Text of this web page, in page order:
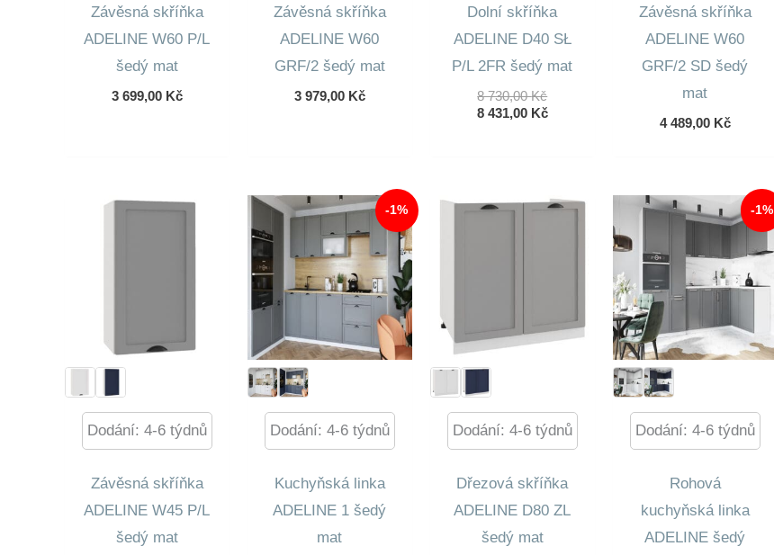
Závěsná skříňka
ADELINE W60 P/L
šedý mat
3 699,00 Kč
Závěsná skříňka
ADELINE W60
GRF/2 šedý mat
3 979,00 Kč
Dolní skříňka
ADELINE D40 SŁ
P/L 2FR šedý mat
8 730,00KčPůvodní
Cena
8 431,00 KčAktuální
Závěsná skříňka
ADELINE W60
GRF/2 SD šedý
mat
4 489,00 Kč
Dodání: 4-6 týdnů
Závěsná skříňka
ADELINE W45 P/L
šedý mat
-1%
Dodání: 4-6 týdnů
Kuchyňská linka
ADELINE 1 šedý
mat
Dodání: 4-6 týdnů
Dřezová skříňka
ADELINE D80 ZL
šedý mat
-1%
Dodání: 4-6 týdnů
Rohová
kuchyňská linka
ADELINE šedý